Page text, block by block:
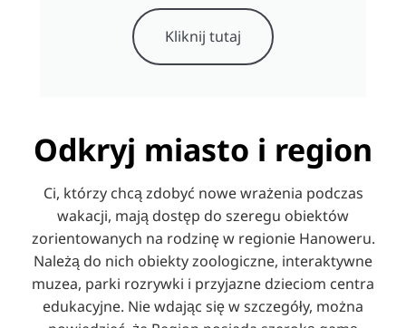
Kliknij tutaj
Odkryj miasto i region
Ci, którzy chcą zdobyć nowe wrażenia podczas
wakacji, mają dostęp do szeregu obiektów
zorientowanych na rodzinę w regionie Hanoweru.
Należą do nich obiekty zoologiczne, interaktywne
muzea, parki rozrywki i przyjazne dzieciom centra
edukacyjne. Nie wdając się w szczegóły, można